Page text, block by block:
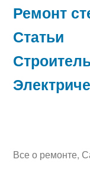
Ремонт
Статьи
Все о ремонте,